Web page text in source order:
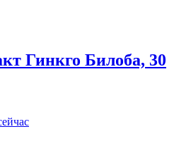
Гинкго Билоба, 30